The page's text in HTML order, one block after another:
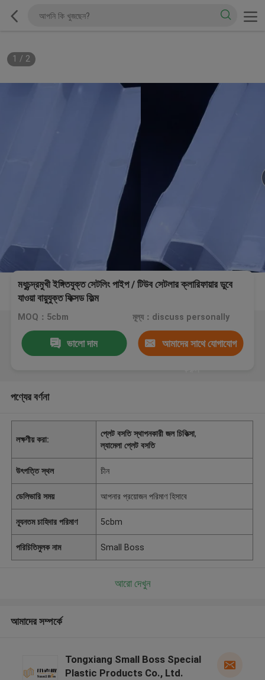
1 / 2
মধুচন্দ্রমুখী ইঙ্গিতযুক্ত সেটলিং পাইপ / টিউব সেটলার ক্লারিফায়ার ডুবে
যাওয়া বায়ুযুক্ত ফিক্সড ফিল্ম
MOQ：5cbm মূল্য：discuss personally
ভালো দাম আমাদের সাথে যোগাযোগ
পণ্যের বর্ণনা
লক্ষণীয় করা:
প্লেট বসতি স্থাপনকারী জল চিকিত্সা,
ল্যামেলা প্লেট বসতি
উৎপত্তি স্থল চীন
ডেলিভারি সময় আপনার প্রয়োজন পরিমাণ হিসাবে
ন্যূনতম চাহিদার পরিমাণ 5cbm
পরিচিতিমুলক নাম Small Boss
আরো দেখুন
আমাদের সম্পর্কে
Tongxiang Small Boss Special
Plastic Products Co., Ltd.